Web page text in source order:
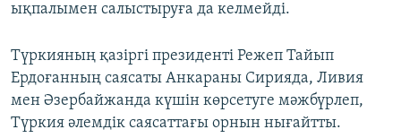
ықпалымен салыстыруға да келмейді.
Түркияның қазіргі президенті Режеп Тайып
Ердоғанның саясаты Анкараны Сирияда, Ливия
мен Әзербайжанда күшін көрсетуге мәжбүрлеп,
Түркия әлемдік саясаттағы орнын нығайтты.